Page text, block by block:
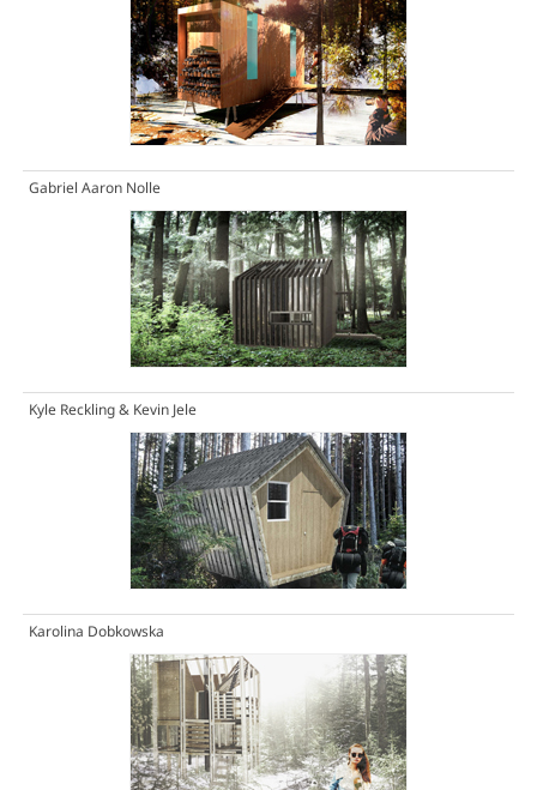
Gabriel Aaron Nolle
Kyle Reckling & Kevin Jele
Karolina Dobkowska